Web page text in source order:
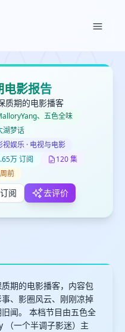
电影报告
质期的电影播客
、五色全味
湖梦话
视娱乐 · 电视与电影
万 订阅
120 集
前
订阅 去评价
质期的电影播客，内容包
、影圈风云、刚刚凉掉
闻。 本档节目由五色全
（一个半调子影迷）主
取消 确认删除